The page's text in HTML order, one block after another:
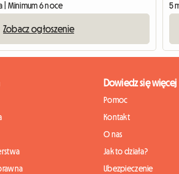
| Minimum 6 noce
Zobacz ogłoszenie
5
Dowiedz się więcej
Pomoc
Kontakt
O nas
Jak to działa?
Ubezpieczenie